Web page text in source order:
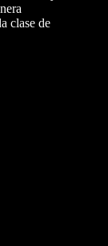
clase de